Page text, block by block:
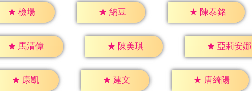
★ 檢場 ★ 納豆 ★ 陳泰銘
★ 馬清偉 ★ 陳美琪 ★ 亞莉安娜
★ 康凱 ★ 建文 ★ 唐綺陽